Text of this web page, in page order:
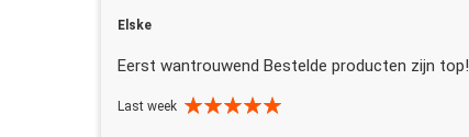
Elske
Eerst wantrouwend Bestelde producten zijn top!
Last week